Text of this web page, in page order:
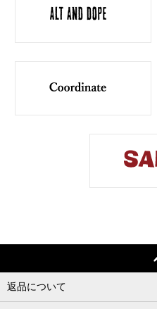
返品について